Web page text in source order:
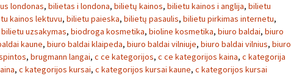
londonas, bilietas i londona, bilietų kainos, bilietu kainos i anglija, bilietu
kainos lektuvu, bilietu paieska, bilietų pasaulis, bilietu pirkimas internetu,
bilietu uzsakymas, biodroga kosmetika, bioline kosmetika, biuro baldai, biuro
kaune, biuro baldai klaipeda, biuro baldai vilniuje, biuro baldai vilnius, biuro
, brugmann langai, c ce kategorijos, c ce kategorijos kaina, c kategorija
, c kategorijos kursai, c kategorijos kursai kaune, c kategorijos kursai